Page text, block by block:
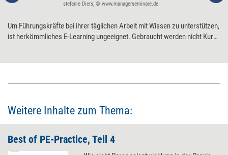
stefanie Diers; © www.managerseminare.de
Um Führungskräfte bei ihrer täglichen Arbeit mit Wissen zu unterstützen,
ist herkömmliches E-Learning ungeeignet. Gebraucht werden nicht Kurse
Weitere Inhalte zum Thema:
Best of PE-Practice, Teil 4